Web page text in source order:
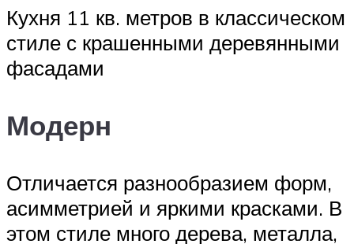
Кухня 11 кв. метров в классическом
стиле с крашенными деревянными
фасадами
Модерн
Отличается разнообразием форм,
асимметрией и яркими красками. В
этом стиле много дерева, металла,